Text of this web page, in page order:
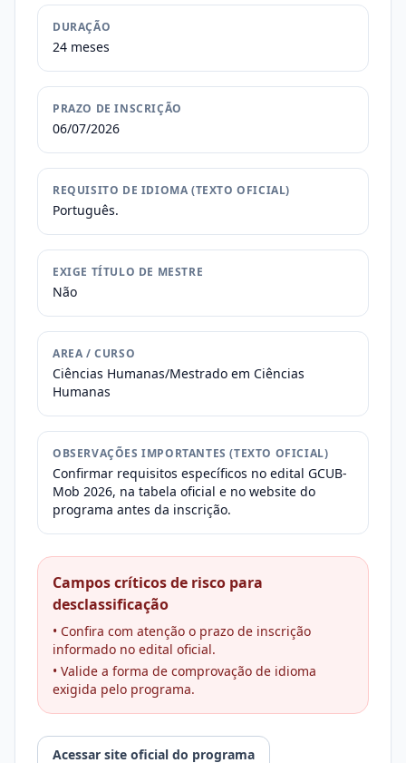
DURAÇÃO
24 meses
PRAZO DE INSCRIÇÃO
06/07/2026
REQUISITO DE IDIOMA (TEXTO OFICIAL)
Português.
EXIGE TÍTULO DE MESTRE
Não
AREA / CURSO
Ciências Humanas/Mestrado em Ciências
Humanas
OBSERVAÇÕES IMPORTANTES (TEXTO OFICIAL)
Confirmar requisitos específicos no edital GCUB-
Mob 2026, na tabela oficial e no website do
programa antes da inscrição.
Campos críticos de risco para
desclassificação
• Confira com atenção o prazo de inscrição
informado no edital oficial.
• Valide a forma de comprovação de idioma
exigida pelo programa.
Acessar site oficial do programa